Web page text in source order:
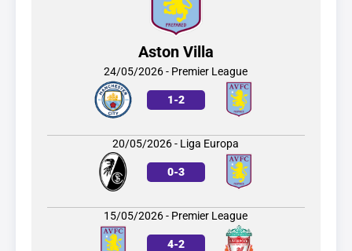
Aston Villa
24/05/2026 - Premier League
1-2
20/05/2026 - Liga Europa
0-3
15/05/2026 - Premier League
4-2